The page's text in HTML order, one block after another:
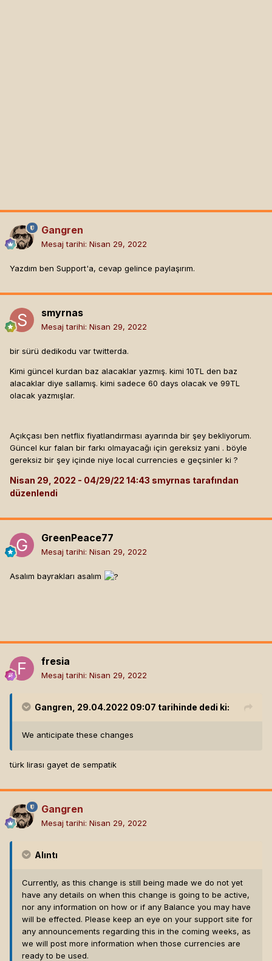
Gangren
Mesaj tarihi: Nisan 29, 2022
Yazdım ben Support'a, cevap gelince paylaşırım.
smyrnas
Mesaj tarihi: Nisan 29, 2022
bir sürü dedikodu var twitterda.
Kimi güncel kurdan baz alacaklar yazmış. kimi 10TL den baz
alacaklar diye sallamış. kimi sadece 60 days olacak ve 99TL
olacak yazmışlar.
Açıkçası ben netflix fiyatlandırması ayarında bir şey bekliyorum.
Güncel kur falan bir farkı olmayacağı için gereksiz yani . böyle
gereksiz bir şey içinde niye local currencies e geçsinler ki ?
Nisan 29, 2022
smyrnas tarafından
düzenlendi
GreenPeace77
Mesaj tarihi: Nisan 29, 2022
Asalım bayrakları asalım
fresia
Mesaj tarihi: Nisan 29, 2022
Gangren , 29.04.2022 09:07 tarihinde dedi ki:
We anticipate these changes
türk lirası gayet de sempatik
Gangren
Mesaj tarihi: Nisan 29, 2022
Alıntı
Currently, as this change is still being made we do not yet
have any details on when this change is going to be active,
nor any information on how or if any Balance you may have
will be effected. Please keep an eye on your support site for
any announcements regarding this in the coming weeks, as
we will post more information when those currencies are
ready to be used.